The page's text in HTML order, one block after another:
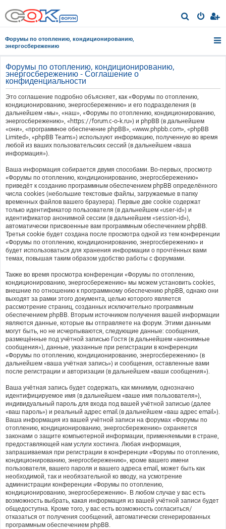
о
Форумы по отоплению, кондиционированию,
энергосбережению
Форумы по отоплению, кондиционированию,
энергосбережению - Соглашение о
конфиденциальности
Это соглашение подробно объясняет, как «Форумы по отоплению,
кондиционированию, энергосбережению» и его подразделения (в
дальнейшем «мы», «наш», «Форумы по отоплению, кондиционированию,
энергосбережению», «https://forum.c-o-k.ru») и phpBB (в дальнейшем
«они», «программное обеспечение phpBB», «www.phpbb.com», «phpBB
Limited», «phpBB Teams») используют информацию, полученную во время
любой из ваших пользовательских сессий (в дальнейшем «ваша
информация»).
Ваша информация собирается двумя способами. Во-первых, просмотр
«Форумы по отоплению, кондиционированию, энергосбережению»
приведёт к созданию программным обеспечением phpBB определённого
числа cookies (небольшие текстовые файлы, загружаемые в папку
временных файлов вашего браузера). Первые две cookie содержат
только идентификатор пользователя (в дальнейшем «user-id») и
идентификатор анонимной сессии (в дальнейшем «session-id»),
автоматически присвоенные вам программным обеспечением phpBB.
Третья cookie будет создана после просмотра одной из тем конференции
«Форумы по отоплению, кондиционированию, энергосбережению» и
будет использоваться для хранения информации о прочтённых вами
темах, повышая таким образом удобство работы с форумами.
Также во время просмотра конференции «Форумы по отоплению,
кондиционированию, энергосбережению» мы можем установить cookies,
внешние по отношению к программному обеспечению phpBB, однако они
выходят за рамки этого документа, целью которого является
рассмотрение страниц, созданных исключительно программным
обеспечением phpBB. Вторым источником получения вашей информации
являются данные, которые вы отправляете на форум. Этими данными
могут быть, но не исчерпываются, следующие данные: сообщения,
размещённые под учётной записью Гостя (в дальнейшем «анонимные
сообщения»), данные, указанные при регистрации в конференции
«Форумы по отоплению, кондиционированию, энергосбережению» (в
дальнейшем «ваша учётная запись») и сообщения, оставленные вами
после регистрации и авторизации (в дальнейшем «ваши сообщения»).
Ваша учётная запись будет содержать, как минимум, однозначно
идентифицируемое имя (в дальнейшем «ваше имя пользователя»),
индивидуальный пароль для входа под вашей учётной записью (далее
«ваш пароль») и реальный адрес email (в дальнейшем «ваш адрес email»).
Ваша информация из вашей учётной записи на форумах «Форумы по
отоплению, кондиционированию, энергосбережению» охраняется
законами о защите компьютерной информации, применяемыми в стране,
предоставляющей нам услуги хостинга. Любая информация,
запрашиваемая при регистрации в конференции «Форумы по отоплению,
кондиционированию, энергосбережению», кроме вашего имени
пользователя, вашего пароля и вашего адреса email, может быть как
необходимой, так и необязательной ко вводу, на усмотрение
администрации конференции «Форумы по отоплению,
кондиционированию, энергосбережению». В любом случае у вас есть
возможность выбрать, какая информация из вашей учётной записи будет
общедоступна. Кроме того, у вас есть возможность согласиться/
отказаться от получения сообщений, автоматически сгенерированных
программным обеспечением phpBB.